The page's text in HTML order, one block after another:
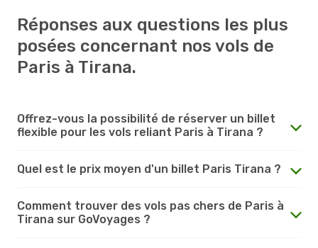
Réponses aux questions les plus
posées concernant nos vols de
Paris à Tirana.
Offrez-vous la possibilité de réserver un billet
flexible pour les vols reliant Paris à Tirana ?
Quel est le prix moyen d'un billet Paris Tirana ?
Comment trouver des vols pas chers de Paris à
Tirana sur GoVoyages ?